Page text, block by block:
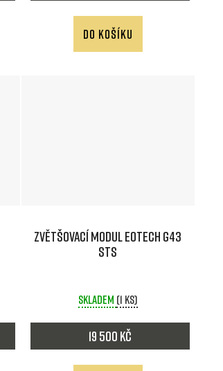
DO KOŠÍKU
Zvětšovací modul EOTech G43
STS
Skladem (1 ks)
19 500 Kč